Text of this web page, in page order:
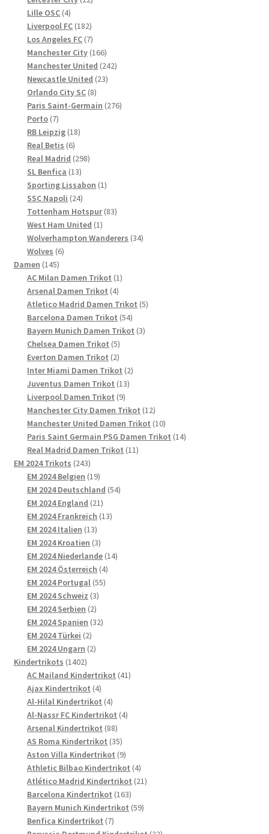
Lille OSC 44
Produkte
Liverpool FC 182182
Produkte
Los Angeles FC 77
Produkte
Manchester City 166166
Produkte
Manchester United 242242
Newcastle United 2323
Orlando City SC 88
Produkte
Paris Saint-Germain 276276
Porto 77
Produkte
RB Leipzig 1818
Real Betis 66
Produkte
Real Madrid 298298
SL Benfica 1313
Produkte
Sporting Lissabon 11
SSC Napoli 2424
Produkte
Tottenham Hotspur 8383
West Ham United 11
Produkt
Wolverhampton Wanderers 3434
Wolves 66
Damen 145145
Produkte
AC Milan Damen Trikot 11
Arsenal Damen Trikot 44
Produkte
Atletico Madrid Damen Trikot 55
Barcelona Damen Trikot 5454
Produkte
Bayern Munich Damen Trikot 33
Chelsea Damen Trikot 55
Produkte
Everton Damen Trikot 22
Produkte
Inter Miami Damen Trikot 22
Juventus Damen Trikot 1313
Liverpool Damen Trikot 99
Produkte
Manchester City Damen Trikot 1212
Produkte
Manchester United Damen Trikot 1010
Produkte
Paris Saint Germain PSG Damen Trikot 1414
Real Madrid Damen Trikot 1111
EM 2024 Trikots 243243
Produkte
EM 2024 Belgien 1919
Produkte
EM 2024 Deutschland 5454
EM 2024 England 2121
Produkte
EM 2024 Frankreich 1313
EM 2024 Italien 1313
Produkte
EM 2024 Kroatien 33
Produkte
EM 2024 Niederlande 1414
EM 2024 Österreich 44
EM 2024 Portugal 5555
EM 2024 Schweiz 33
EM 2024 Serbien 22
Produkte
EM 2024 Spanien 3232
EM 2024 Türkei 22
Produkte
EM 2024 Ungarn 22
Kindertrikots 14021402
Produkte
AC Mailand Kindertrikot 4141
Ajax Kindertrikot 44
Produkte
Al-Hilal Kindertrikot 44
Produkte
Al-Nassr FC Kindertrikot 44
Arsenal Kindertrikot 8888
Produkte
AS Roma Kindertrikot 3535
Produkte
Aston Villa Kindertrikot 99
Produkte
Athletic Bilbao Kindertrikot 44
Produkte
Atlético Madrid Kindertrikot 2121
Barcelona Kindertrikot 163163
Produkte
Bayern Munich Kindertrikot 5959
Benfica Kindertrikot 77